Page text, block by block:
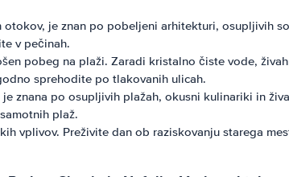
je znan po pobeljeni arhitekturi, osupljivih
v pečinah.
pobeg na plaži. Zaradi kristalno čiste vode,
sprehodite po tlakovanih ulicah.
znana po osupljivih plažah, okusni kulinariki in
plaž.
vplivov. Preživite dan ob raziskovanju starega